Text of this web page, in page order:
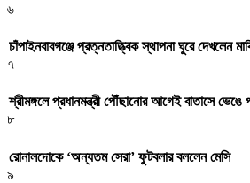
৬
চাঁপাইনবাবগঞ্জে প্রত্নতাত্ত্বিক স্থাপনা ঘুরে দেখলেন
৭
শ্রীমঙ্গলে প্রধানমন্ত্রী পৌঁছানোর আগেই বাতাসে ভেঙে
৮
রোনালদোকে ‘অন্যতম সেরা’ ফুটবলার বললেন মেসি
৯